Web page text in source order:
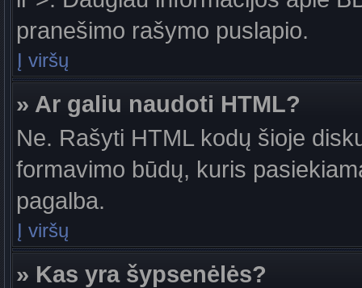
pranešimo rašymo puslapio.
Į viršų
» Ar galiu naudoti HTML?
Ne. Rašyti HTML kodų šioje
formavimo būdų, kuris
pagalba.
Į viršų
» Kas yra šypsenėlės?